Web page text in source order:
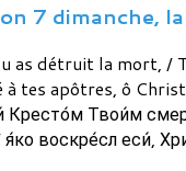
7 dimanche, la
as détruit la mort, /
à tes apôtres, ô
Кресто́м Твои́м
я́ко воскре́сл еси́,